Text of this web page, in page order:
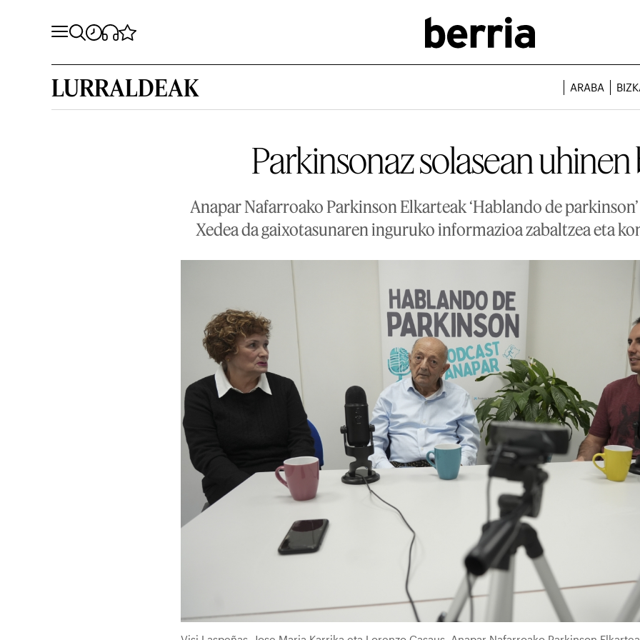
LURRALDEAK ARABA
Parkinsonaz solasean
Anapar Nafarroako Parkinson Elkarteak ‘Hablando de
Xedea da gaixotasunaren inguruko informazioa zabaltzea eta